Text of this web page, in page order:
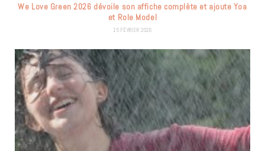
We Love Green 2026 dévoile son affiche complète et ajoute Yoa
et Role Model
15 FÉVRIER 2026